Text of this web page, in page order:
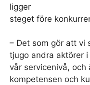
ligger
steget före
– Det som gör att vi
tjugo andra aktörer
vår servicenivå, och
kompetensen och